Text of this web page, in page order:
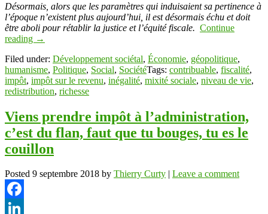
Désormais, alors que les paramètres qui induisaient sa pertinence à
l’époque n’existent plus aujourd’hui, il est désormais échu et doit
être aboli pour rétablir la justice et l’équité fiscale. Continue
reading →
Filed under: Développement sociétal, Économie, géopolitique,
humanisme, Politique, Social, SociétéTags: contribuable, fiscalité,
impôt, impôt sur le revenu, inégalité, mixité sociale, niveau de vie,
redistribution, richesse
Viens prendre impôt à l’administration,
c’est du flan, faut que tu bouges, tu es le
couillon
Posted 9 septembre 2018 by Thierry Curty Leave a comment
Facebook